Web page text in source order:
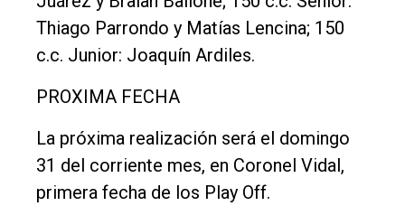
Thiago Parrondo y Matías Lencina; 150
c.c. Junior: Joaquín Ardiles.
PROXIMA FECHA
La próxima realización será el domingo
31 del corriente mes, en Coronel Vidal,
primera fecha de los Play Off.